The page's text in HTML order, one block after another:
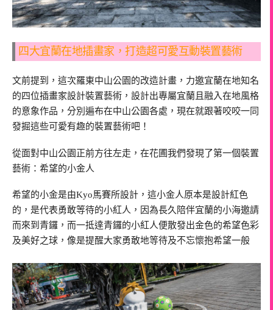
四大宜蘭在地插畫家，打造超可愛互動裝置藝術
文前提到，這次羅東中山公園的改造計畫，力邀宜蘭在地知名
的四位插畫家設計裝置藝術，設計出專屬宜蘭且融入在地風格
的意象作品，分別遍布在中山公園各處，現在就跟著咬咬一同
發掘這些可愛有趣的裝置藝術吧！
從面對中山公園正前方往左走，在花圃我們發現了第一個裝置
藝術：希望的小金人
希望的小金是由Kyo馬賽所設計，這小金人原本是設計紅色
的，是代表勇敢等待的小紅人，因為長久陪伴宜蘭的小海邀請
而來到青鑼，而一抵達青鑼的小紅人便散發出金色的希望色彩
及美好之球，像是提醒大家勇敢地等待及不忘懷抱希望一般